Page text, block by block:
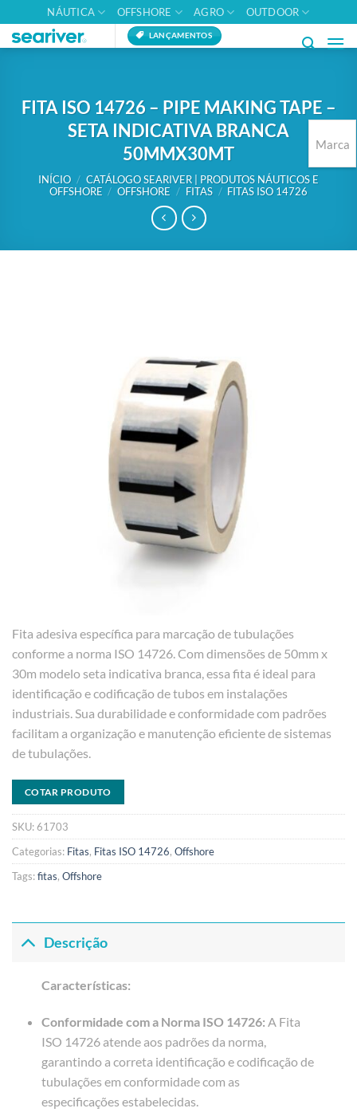
to
content
NÁUTICA OFFSHORE AGRO OUTDOOR
LANÇAMENTOS
FITA ISO 14726 – PIPE MAKING TAPE –
SETA INDICATIVA BRANCA
50MMX30MT
INÍCIO / CATÁLOGO SEARIVER | PRODUTOS NÁUTICOS E
OFFSHORE / OFFSHORE / FITAS / FITAS ISO 14726
Fita adesiva específica para marcação de tubulações
conforme a norma ISO 14726. Com dimensões de 50mm x
30m modelo seta indicativa branca, essa fita é ideal para
identificação e codificação de tubos em instalações
industriais. Sua durabilidade e conformidade com padrões
facilitam a organização e manutenção eficiente de sistemas
de tubulações.
COTAR PRODUTO
SKU:61703
Categorias: Fitas, Fitas ISO 14726, Offshore
Tags:fitas, Offshore
Descrição
Características:
Conformidade com a Norma ISO 14726: A Fita
ISO 14726 atende aos padrões da norma,
garantindo a correta identificação e codificação de
tubulações em conformidade com as
especificações estabelecidas.
Marca